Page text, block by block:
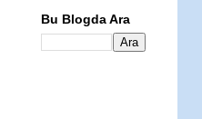
Bu Blogda Ara